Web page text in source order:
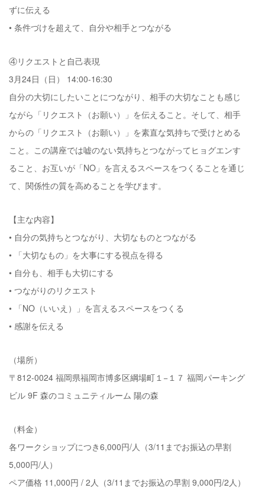
ずに伝える
• 条件づけを超えて、自分や相手とつながる
④リクエストと自己表現
3月24日（日） 14:00-16:30
自分の大切にしたいことにつながり、相手の大切なことも感じ
ながら「リクエスト（お願い）」を伝えること。そして、相手
からの「リクエスト（お願い）」を素直な気持ちで受けとめる
こと。この講座では嘘のない気持ちとつながってヒョグエンす
ること、お互いが「NO」を言えるスペースをつくることを通じ
て、関係性の質を高めることを学びます。
【主な内容】
• 自分の気持ちとつながり、大切なものとつながる
• 「大切なもの」を大事にする視点を得る
• 自分も、相手も大切にする
• つながりのリクエスト
• 「NO（いいえ）」を言えるスペースをつくる
• 感謝を伝える
（場所）
〒812-0024 福岡県福岡市博多区綱場町１−１７ 福岡パーキング
ビル 9F 森のコミュニティルーム 陽の森
（料金）
各ワークショップにつき6,000円/人（3/11までお振込の早割
5,000円/人）
ペア価格 11,000円 / 2人（3/11までお振込の早割 9,000円/2人）